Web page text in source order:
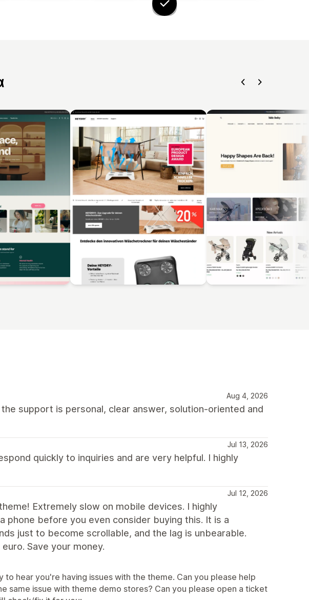
Aug 4, 2026
support is personal, clear answer, solution-oriented and
Jul 13, 2026
quickly to inquiries and are very helpful. I highly
Jul 12, 2026
Extremely slow on mobile devices. I highly
phone before you even consider buying this. It is a
just to become scrollable, and the lag is unbearable.
Save your money.
hear you're having issues with the theme. Can you please help
same issue with theme demo stores? Can you please open a ticket